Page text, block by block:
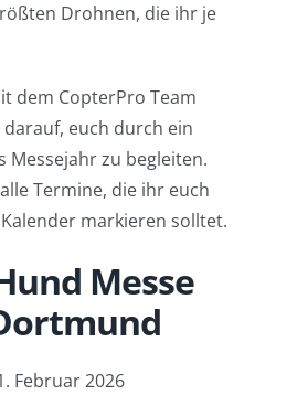
Drohnen, die ihr je
dem CopterPro Team
euch durch ein
Messejahr zu begleiten.
Termine, die ihr euch
markieren solltet.
Messe
Februar 2026